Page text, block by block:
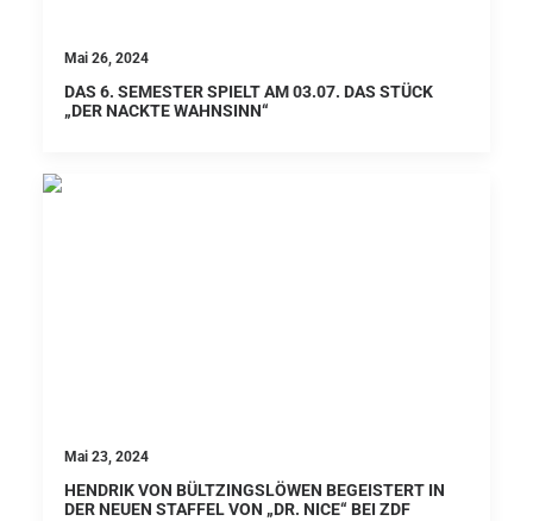
Mai 26, 2024
DAS 6. SEMESTER SPIELT AM 03.07. DAS STÜCK
„DER NACKTE WAHNSINN“
Mai 23, 2024
HENDRIK VON BÜLTZINGSLÖWEN BEGEISTERT IN
DER NEUEN STAFFEL VON „DR. NICE“ BEI ZDF